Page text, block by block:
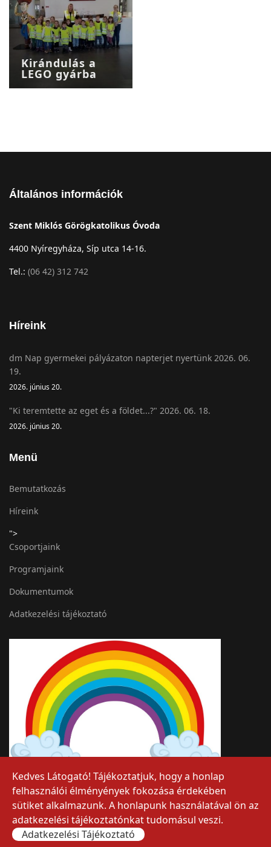
Kirándulás a
LEGO gyárba
Általános információk
Szent Miklós Görögkatolikus Óvoda
4400 Nyíregyháza, Síp utca 14-16.
Tel.: (06 42) 312 742
Híreink
dm Nap gyermekei pályázaton napterjet nyertünk 2026. 06.
19.
2026. június 20.
"Ki teremtette az eget és a földet...?" 2026. 06. 18.
2026. június 20.
Menü
Bemutatkozás
Híreink
">
Csoportjaink
Programjaink
Dokumentumok
Adatkezelési tájékoztató
© 2026 Szent Miklós Görögkatolikus Óvoda
Kedves Látogató! Tájékoztatjuk, hogy a honlap
felhasználói élményények fokozása érdekében
sütiket alkalmazunk. A honlapunk használatával ön az
adatkezelési tájékoztatónkat tudomásul veszi.
Adatkezelési Tájékoztató